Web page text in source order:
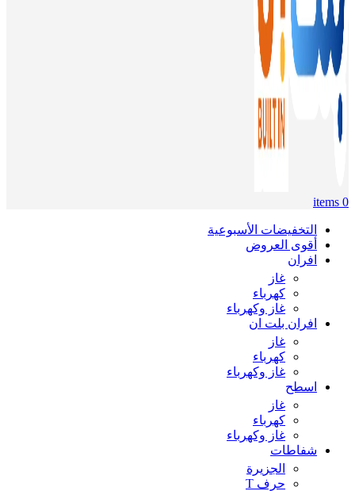
0
items
التخفيضات الأسبوعية
أقوى العروض
افران
غاز
كهرباء
غاز وكهرباء
افران بلت ان
غاز
كهرباء
غاز وكهرباء
اسطح
غاز
كهرباء
غاز وكهرباء
شفاطات
الجزيرة
حرف T